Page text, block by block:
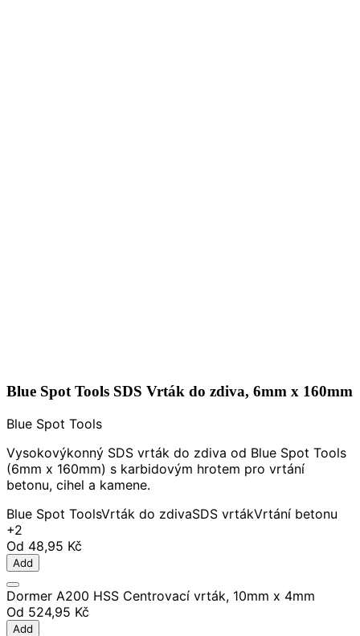
Blue Spot Tools SDS Vrták do zdiva, 6mm x 160mm
Blue Spot Tools
Vysokovýkonný SDS vrták do zdiva od Blue Spot Tools
(6mm x 160mm) s karbidovým hrotem pro vrtání
betonu, cihel a kamene.
Blue Spot ToolsVrták do zdivaSDS vrtákVrtání betonu
+2
Od 48,95 Kč
Add
Dormer A200 HSS Centrovací vrták, 10mm x 4mm
Od 524,95 Kč
Add